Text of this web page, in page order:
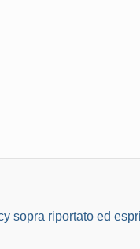
sopra riportato ed